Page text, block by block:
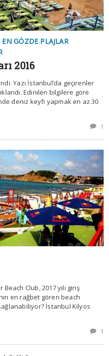
EN GÖZDE PLAJLAR
2016
Yazı İstanbul’da geçirenler
Edinilen bilgilere göre
deniz keyfi yapmak en az 30
1
Club, 2017 yılı giriş
en rağbet gören beach
İstanbul Kilyos
1